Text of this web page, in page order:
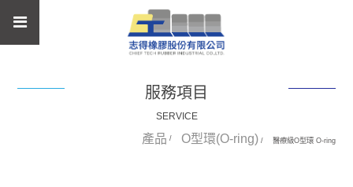
服務項目
SERVICE
產品 O型環(O-ring) 醫療級O型環 O-ring